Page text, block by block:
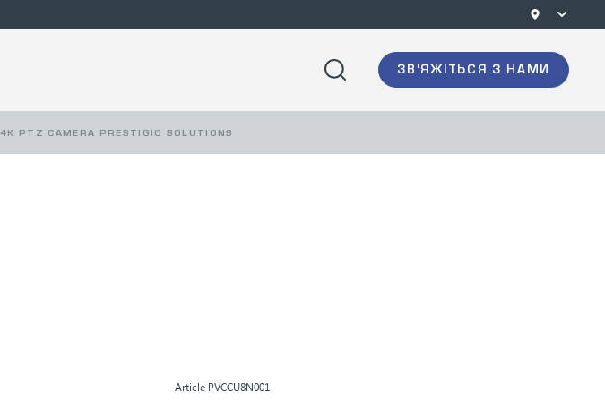
ЗВ'ЯЖІТЬСЯ З НАМИ
4K PTZ CAMERA PRESTIGIO SOLUTIONS
Article PVCCU8N001